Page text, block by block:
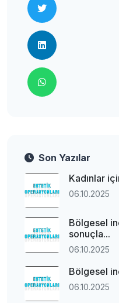
Son Yazılar
Kadınlar
06.10.2025
Bölgesel
sonuçla...
06.10.2025
Bölgesel
06.10.2025